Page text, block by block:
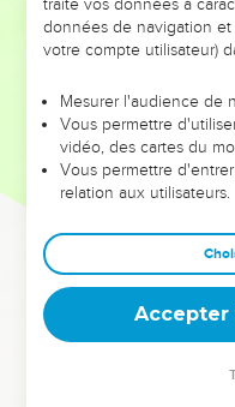
leur foi ou leur vision.
et les saisons difficiles
sont elles
Dans cette conférence,
clés pour avancer avec
deviennent vos
équipe, un groupe ou
traite vos données à
données de navigation
votre compte utilisateur)
Mesurer l'audience de
Vous permettre
vidéo, des cartes du
Vous permettre
relation aux utilisateurs.
Accepter